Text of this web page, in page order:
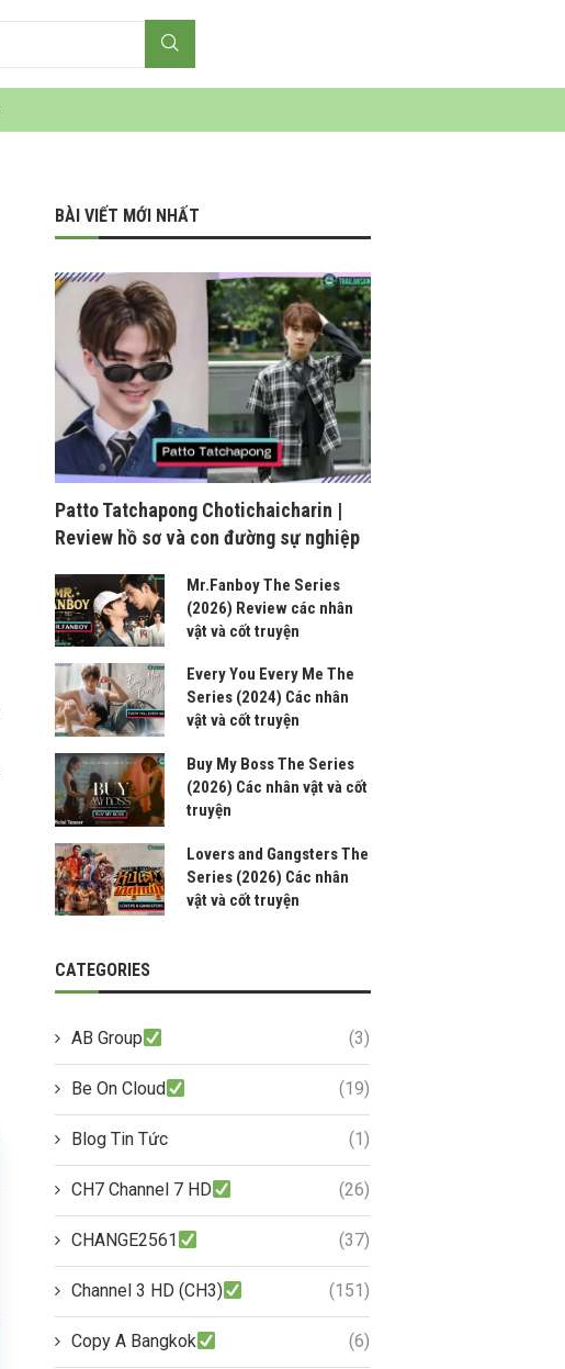
BÀI VIẾT MỚI NHẤT
Patto Tatchapong Chotichaicharin |
Review hồ sơ và con đường sự nghiệp
Mr.Fanboy The Series
(2026) Review các nhân
vật và cốt truyện
Every You Every Me The
Series (2024) Các nhân
vật và cốt truyện
Buy My Boss The Series
(2026) Các nhân vật và cốt
truyện
Lovers and Gangsters The
Series (2026) Các nhân
vật và cốt truyện
CATEGORIES
AB Group (3)
Be On Cloud (19)
Blog Tin Tức (1)
CH7 Channel 7 HD (26)
CHANGE2561 (37)
Channel 3 HD (CH3) (151)
Copy A Bangkok (6)